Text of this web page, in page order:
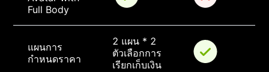
Full Body
แผนการ
กำหนดราคา
2 แผน * 2
ตัวเลือกการ
เรียกเก็บเงิน